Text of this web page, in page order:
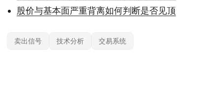
股价与基本面严重背离如何判断是否见顶
卖出信号 技术分析 交易系统